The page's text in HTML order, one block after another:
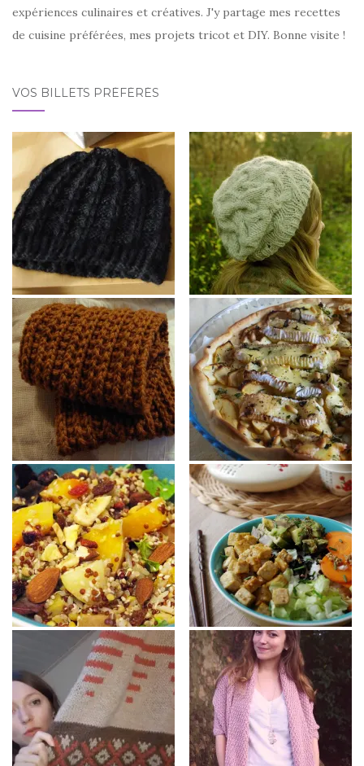
expériences culinaires et créatives. J'y partage mes recettes
de cuisine préférées, mes projets tricot et DIY. Bonne visite !
VOS BILLETS PRÉFÉRÉS